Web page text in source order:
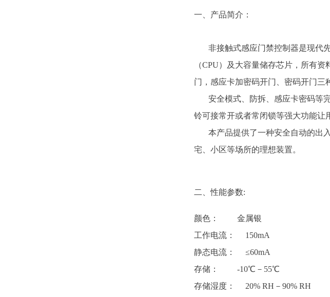
一、产品简介：
非接触式感应门禁控制器是现代
（CPU）及大容量储存芯片，所有资
门，感应卡加密码开门、 密码开门三
安全模式、防拆、感应卡密码等完
铃可接常开或者常闭锁等强大功能让
本产品提供了一种安全自动的出入
宅、小区等场所的理想装置。
二、性能参数:
颜色： 金属银
工作电流： 150mA
静态电流： ≤60mA
存储： -10℃－55℃
存储湿度： 20% RH－90% RH